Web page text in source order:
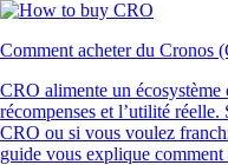
Comment acheter du Cronos
CRO alimente un écosystème
récompenses et l’utilité réelle.
CRO ou si vous voulez
guide vous explique